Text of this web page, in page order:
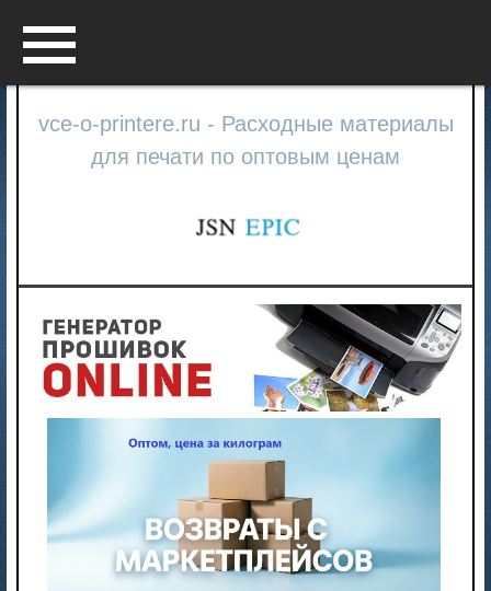
vce-o-printere.ru - Расходные материалы
для печати по оптовым ценам